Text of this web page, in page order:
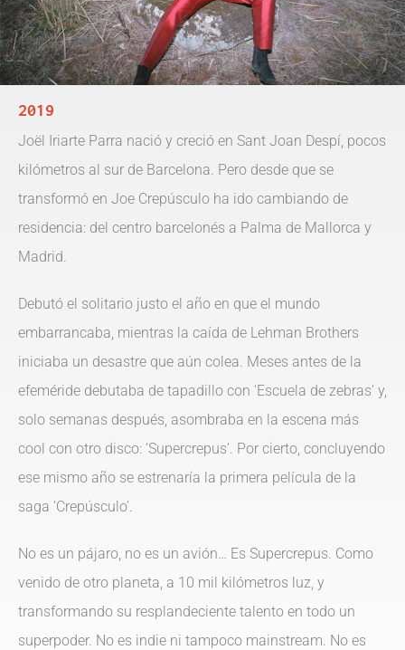
2019
Joël Iriarte Parra nació y creció en Sant Joan Despí, pocos
kilómetros al sur de Barcelona. Pero desde que se
transformó en Joe Crepúsculo ha ido cambiando de
residencia: del centro barcelonés a Palma de Mallorca y
Madrid.
Debutó el solitario justo el año en que el mundo
embarrancaba, mientras la caída de Lehman Brothers
iniciaba un desastre que aún colea. Meses antes de la
efeméride debutaba de tapadillo con ‘Escuela de zebras’ y,
solo semanas después, asombraba en la escena más
cool con otro disco: ‘Supercrepus’. Por cierto, concluyendo
ese mismo año se estrenaría la primera película de la
saga ‘Crepúsculo’.
No es un pájaro, no es un avión… Es Supercrepus. Como
venido de otro planeta, a 10 mil kilómetros luz, y
transformando su resplandeciente talento en todo un
superpoder. No es indie ni tampoco mainstream. No es